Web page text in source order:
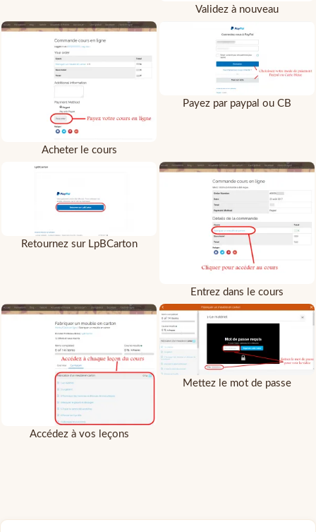
Validez à nouveau
Acheter le cours
Payez par paypal ou CB
Retournez sur LpBCarton
Entrez dans le cours
Accédez à vos leçons
Mettez le mot de passe